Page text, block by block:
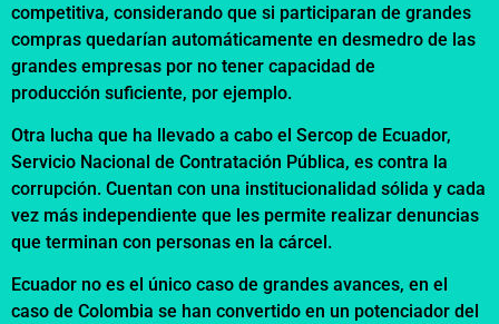
competitiva, considerando que si participaran de grandes
compras quedarían automáticamente en desmedro de las
grandes empresas por no tener capacidad de
producción suficiente, por ejemplo.
Otra lucha que ha llevado a cabo el Sercop de Ecuador,
Servicio Nacional de Contratación Pública, es contra la
corrupción. Cuentan con una institucionalidad sólida y cada
vez más independiente que les permite realizar denuncias
que terminan con personas en la cárcel.
Ecuador no es el único caso de grandes avances, en el
caso de Colombia se han convertido en un potenciador del